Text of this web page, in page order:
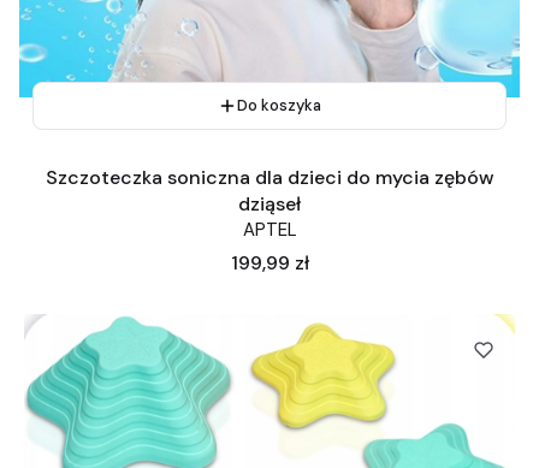
Do koszyka
Szczoteczka soniczna dla dzieci do mycia zębów
dziąseł
APTEL
Cena
199,99 zł